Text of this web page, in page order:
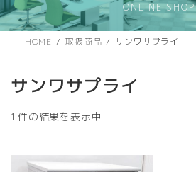
ス
キ
ン
に
ONLINE SHOP
HOME 取扱商品 サンワサプライ
サンワサプライ
1件の結果を表示中